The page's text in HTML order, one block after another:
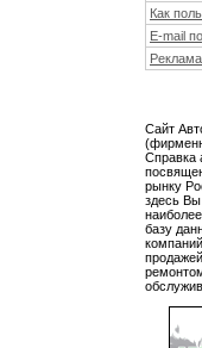
Как
E-mail
Сайт
Справка
рынку
здесь
базу